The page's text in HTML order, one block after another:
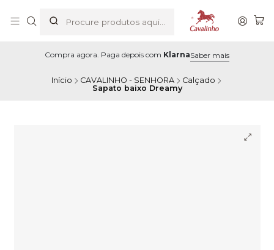
Compra agora. Paga depois com KlarnaSaber mais
Início CAVALINHO - SENHORA
Calçado
Sapato baixo Dreamy